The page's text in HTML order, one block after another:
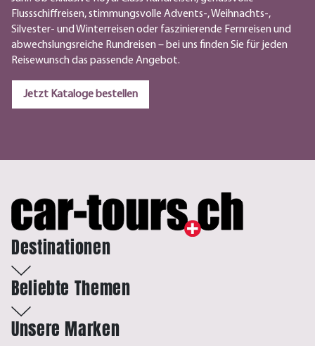
Flussschiffreisen, stimmungsvolle Advents-, Weihnachts-,
Silvester- und Winterreisen oder faszinierende Fernreisen und
abwechslungsreiche Rundreisen – bei uns finden Sie für jeden
Reisewunsch das passende Angebot.
Jetzt Kataloge bestellen
Destinationen
Beliebte Themen
Unsere Marken